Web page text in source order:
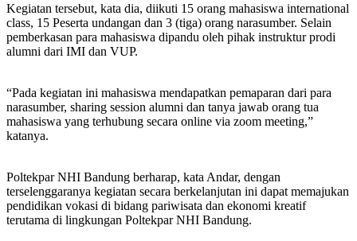
Kegiatan tersebut, kata dia, diikuti 15 orang mahasiswa international
class, 15 Peserta undangan dan 3 (tiga) orang narasumber. Selain
pemberkasan para mahasiswa dipandu oleh pihak instruktur prodi
alumni dari IMI dan VUP.
“Pada kegiatan ini mahasiswa mendapatkan pemaparan dari para
narasumber, sharing session alumni dan tanya jawab orang tua
mahasiswa yang terhubung secara online via zoom meeting,”
katanya.
Poltekpar NHI Bandung berharap, kata Andar, dengan
terselenggaranya kegiatan secara berkelanjutan ini dapat memajukan
pendidikan vokasi di bidang pariwisata dan ekonomi kreatif
terutama di lingkungan Poltekpar NHI Bandung.